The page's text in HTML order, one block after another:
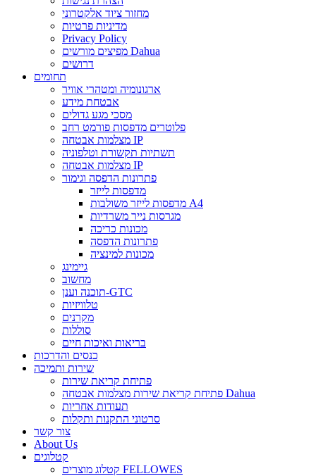
מחזור ציוד אלקטרוני
מדיניות פרטיות
Privacy Policy
מפיצים מורשים Dahua
דרושים
תחומים
ארגונומיה ומטהרי אוויר
אבטחת מידע
מסכי מגע גדולים
פלוטרים מדפסות פורמט רחב
מצלמות אבטחה IP
תשתיות תקשורת וטלפוניה
מצלמות אבטחה IP
פתרונות הדפסה וגימור
מדפסות לייזר
מדפסות לייזר משולבות A4
מגרסות נייר משרדיות
מכונות כריכה
פתרונות הדפסה
מכונות למינציה
גיימינג
מחשוב
תוכנה וענן-GTC
טלוויזיות
מקרנים
סוללות
בריאות ואיכות חיים
כנסים והדרכות
שירות ותמיכה
פתיחת קריאת שירות
פתיחת קריאת שירות מצלמות אבטחה Dahua
תעודות אחריות
סרטוני התקנות ותקלות
צור קשר
About Us
קטלוגים
קטלוג מוצרים FELLOWES